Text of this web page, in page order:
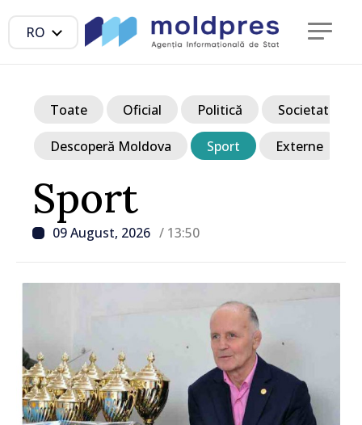
RO
Sport
09 August, 2026 / 13:50
Toate Oficial Politică Societate
Descoperă Moldova Sport Externe